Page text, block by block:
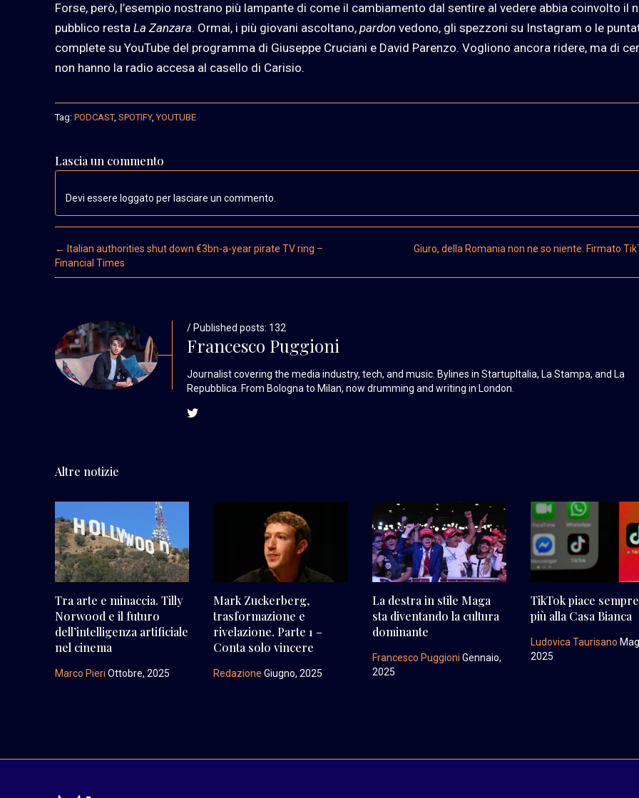
Forse, però, l’esempio nostrano più lampante di come il cambiamento dal sentire al vedere abbia coinvolto il
pubblico resta La Zanzara. Ormai, i più giovani ascoltano, pardon vedono, gli spezzoni su Instagram o le
complete su YouTube del programma di Giuseppe Cruciani e David Parenzo. Vogliono ancora ridere, ma di
non hanno la radio accesa al casello di Carisio.
Tag: PODCAST, SPOTIFY,YOUTUBE
Lascia un commento
Devi essere loggato per lasciare un commento.
Post navigation
← Italian authorities shut down €3bn-a-year pirate TV ring –
Financial Times
Giuro, della Romania non ne so niente. Firmato
/ Published posts: 132
Francesco Puggioni
Journalist covering the media industry, tech, and music. Bylines in StartupItalia, La Stampa, and La
Repubblica. From Bologna to Milan, now drumming and writing in London.
Altre notizie
Tra arte e minaccia. Tilly
Norwood e il futuro
dell’intelligenza artificiale
nel cinema
Marco Pieri Ottobre, 2025
Mark Zuckerberg,
trasformazione e
rivelazione. Parte 1 –
Conta solo vincere
Redazione Giugno, 2025
La destra in stile Maga
sta diventando la cultura
dominante
Francesco Puggioni Gennaio,
2025
TikTok piace
più alla Casa Bianca
Ludovica Taurisano
2025